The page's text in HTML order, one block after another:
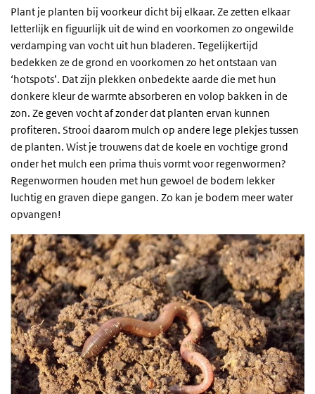
Plant je planten bij voorkeur dicht bij elkaar. Ze zetten elkaar
letterlijk en figuurlijk uit de wind en voorkomen zo ongewilde
verdamping van vocht uit hun bladeren. Tegelijkertijd
bedekken ze de grond en voorkomen zo het ontstaan van
‘hotspots’. Dat zijn plekken onbedekte aarde die met hun
donkere kleur de warmte absorberen en volop bakken in de
zon. Ze geven vocht af zonder dat planten ervan kunnen
profiteren. Strooi daarom mulch op andere lege plekjes tussen
de planten. Wist je trouwens dat de koele en vochtige grond
onder het mulch een prima thuis vormt voor regenwormen?
Regenwormen houden met hun gewoel de bodem lekker
luchtig en graven diepe gangen. Zo kan je bodem meer water
opvangen!